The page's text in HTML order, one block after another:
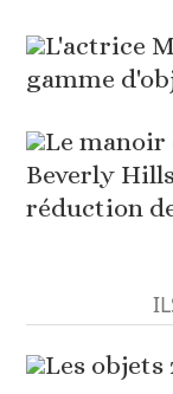
L'actrice
gamme
Le manoir
Beverly
réduction
Les objets